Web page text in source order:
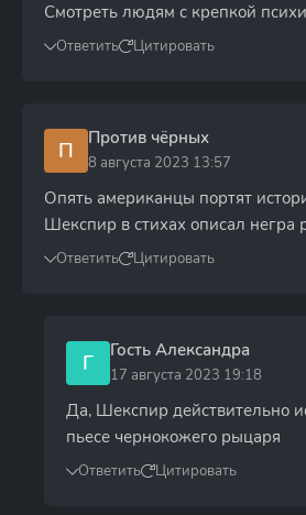
Смотреть людям с крепкой
Ответить Цитировать
П Против чёрных
8 августа 2023 13:57
Опять американцы портят
Шекспир в стихах описал негра
Ответить Цитировать
Г Гость Александра
17 августа 2023 19:18
Да, Шекспир действительно
пьесе чернокожего рыцаря
Ответить Цитировать